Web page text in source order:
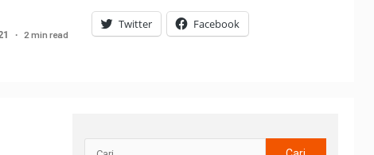
2 min read
Twitter Facebook